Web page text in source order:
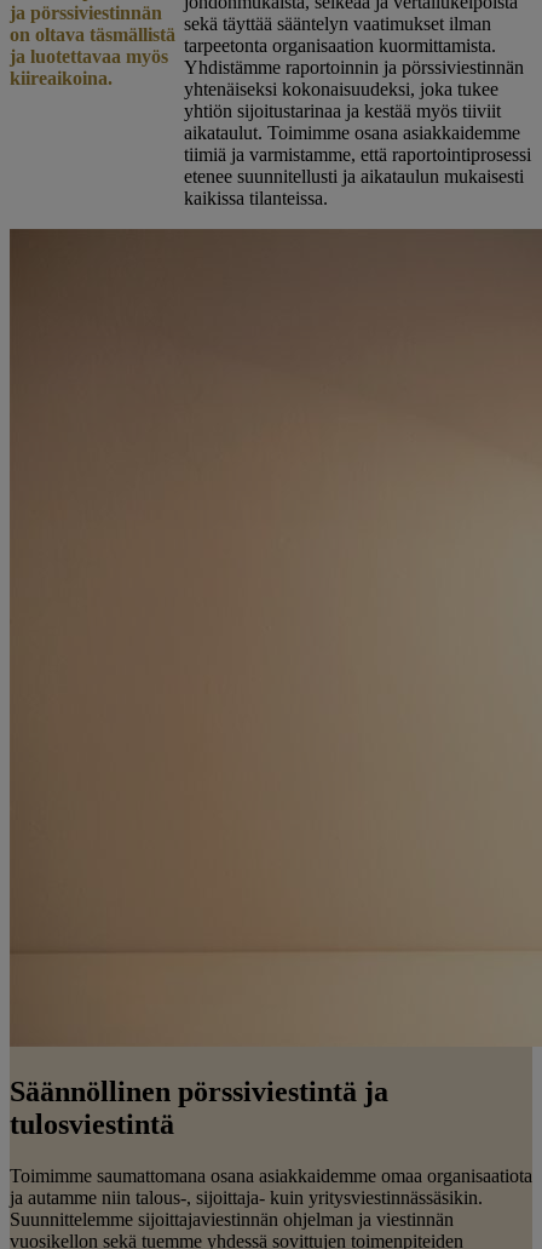
ja pörssiviestinnän
on oltava täsmällistä
ja luotettavaa myös
kiireaikoina.
sekä täyttää sääntelyn vaatimukset ilman
tarpeetonta organisaation kuormittamista.
Yhdistämme raportoinnin ja pörssiviestinnän
yhtenäiseksi kokonaisuudeksi, joka tukee
yhtiön sijoitustarinaa ja kestää myös tiiviit
aikataulut. Toimimme osana asiakkaidemme
tiimiä ja varmistamme, että raportointiprosessi
etenee suunnitellusti ja aikataulun mukaisesti
kaikissa tilanteissa.
Säännöllinen pörssiviestintä ja
tulosviestintä
Toimimme saumattomana osana asiakkaidemme omaa organisaatiota
ja autamme niin talous-, sijoittaja- kuin yritysviestinnässäsikin.
Suunnittelemme sijoittajaviestinnän ohjelman ja viestinnän
vuosikellon sekä tuemme yhdessä sovittujen toimenpiteiden